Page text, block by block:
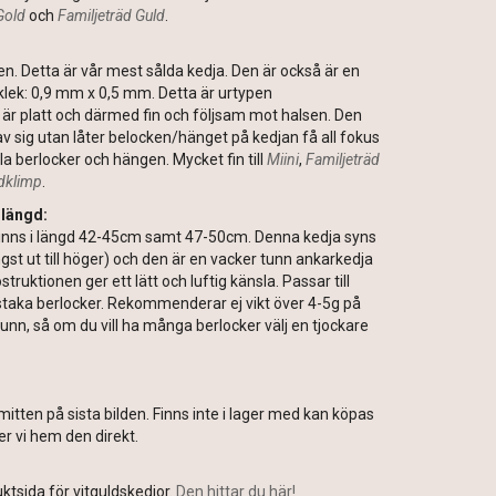
ochFamiljeträd Guld.
Detta är vår mest sålda kedja. Den är också är en
0,9 mm x 0,5 mm. Detta är urtypen
platt och därmed fin och följsam mot halsen. Den
sig utan låter belocken/hänget på kedjan få all fokus
berlocker och hängen. Mycket fin tillMiini,Familjeträd
.
i längd 42-45cm samt 47-50cm. Denna kedja syns
ut till höger) och den är en vacker tunn ankarkedja
ger ett lätt och luftig känsla. Passar till
berlocker. Rekommenderar ej vikt över 4-5g på
så om du vill ha många berlocker välj en tjockare
på sista bilden. Finns inte i lager med kan köpas
vi hem den direkt.
för vitguldskedjor. Den hittar du här!